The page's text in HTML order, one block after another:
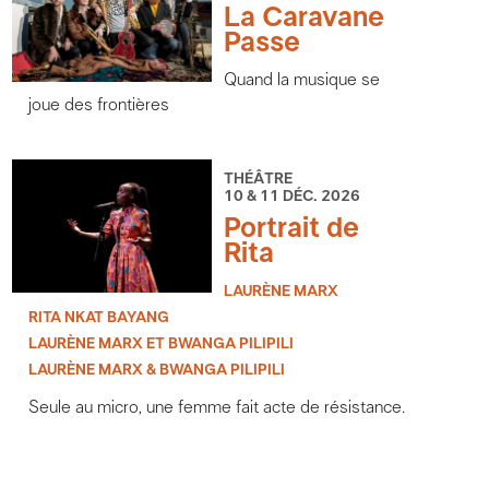
La Caravane
Passe
Quand la musique se
joue des frontières
THÉÂTRE
10 & 11 DÉC. 2026
Portrait de
Rita
LAURÈNE MARX
RITA NKAT BAYANG
LAURÈNE MARX ET BWANGA PILIPILI
LAURÈNE MARX & BWANGA PILIPILI
Seule au micro, une femme fait acte de résistance.